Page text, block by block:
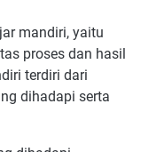
mandiri, yaitu
proses dan hasil
terdiri dari
dihadapi serta